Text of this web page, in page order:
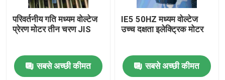
परिवर्तनीय गति मध्यम वोल्टेज
प्रेरण मोटर तीन चरण JIS
सबसे अच्छी कीमत
IE5 50HZ मध्यम वोल्टेज
उच्च दक्षता इलेक्ट्रिक मोटर
सबसे अच्छी कीमत